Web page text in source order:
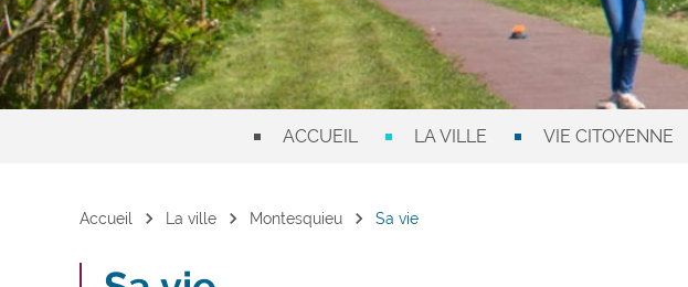
ACCUEIL LA VILLE VIE CITOYENNE
Accueil chevron_right La ville chevron_right Montesquieu chevron_right Sa vie